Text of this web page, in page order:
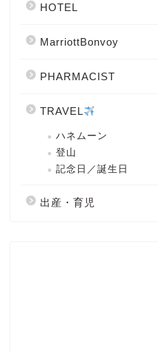
HOTEL
MarriottBonvoy
PHARMACIST
TRAVEL
ハネムーン
登山
記念日／誕生日
出産・育児